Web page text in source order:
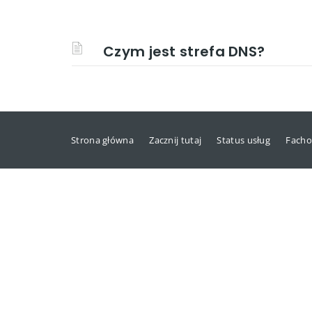
Czym jest strefa DNS?
Strona główna Zacznij tutaj Status usług